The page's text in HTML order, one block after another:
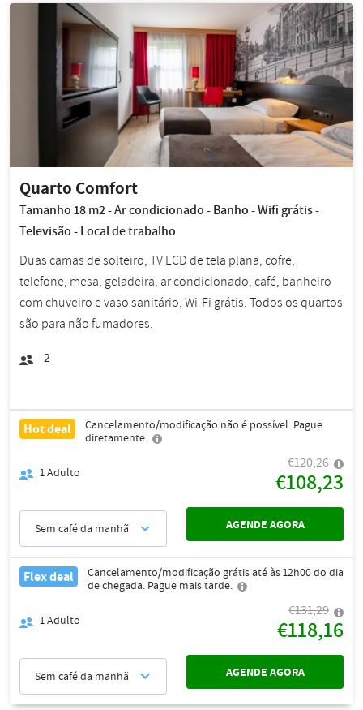
Quarto Comfort
Tamanho 18 m2 - Ar condicionado - Banho - Wifi grátis -
Televisão - Local de trabalho
Duas camas de solteiro, TV LCD de tela plana, cofre,
telefone, mesa, geladeira, ar condicionado, café, banheiro
com chuveiro e vaso sanitário, Wi-Fi grátis. Todos os quartos
são para não fumadores.
2
Hot deal
Cancelamento/modificação não é possível. Pague
diretamente.
1Adulto
€120,26
€108,23
Sem café da manhã AGENDE AGORA
Flex deal
Cancelamento/modificação grátis até às 12h00 do dia
de chegada. Pague mais tarde.
1Adulto
€131,29
€118,16
Sem café da manhã AGENDE AGORA